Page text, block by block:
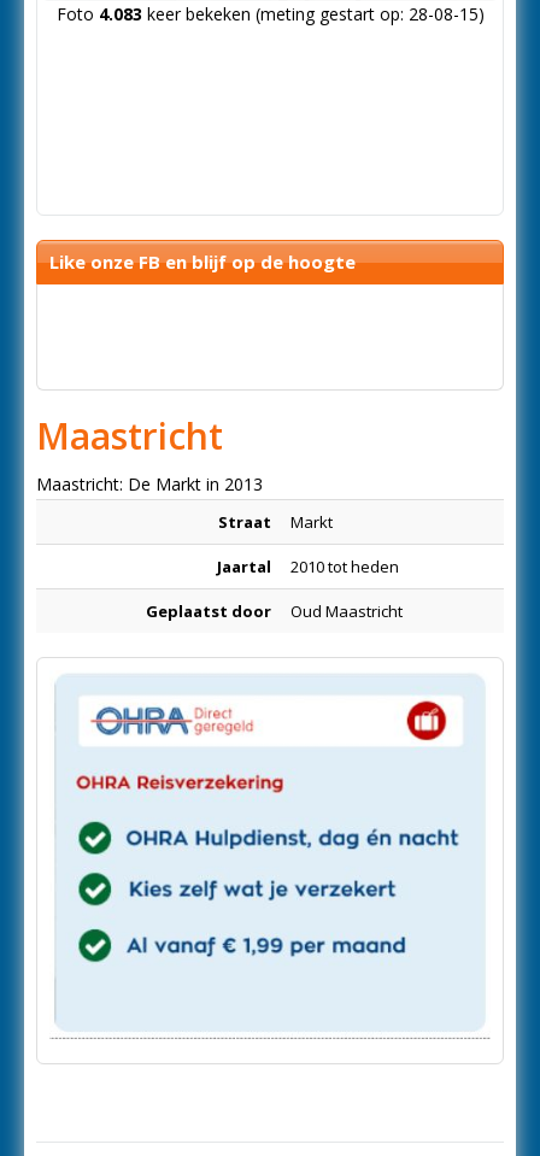
Foto 4.083 keer bekeken (meting gestart op: 28-08-15)
Like onze FB en blijf op de hoogte
Maastricht
Maastricht: De Markt in 2013
Straat Markt
Jaartal 2010 tot heden
Geplaatst door Oud Maastricht